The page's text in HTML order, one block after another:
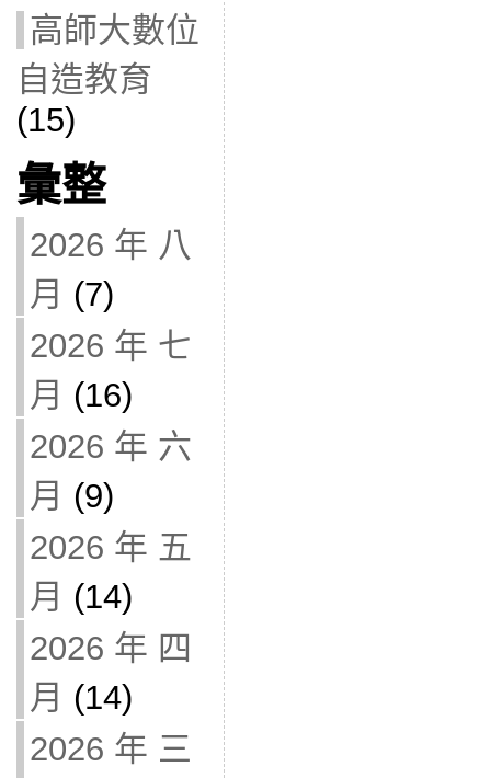
高師大數位
自造教育
(15)
彙整
2026 年 八
月 (7)
2026 年 七
月 (16)
2026 年 六
月 (9)
2026 年 五
月 (14)
2026 年 四
月 (14)
2026 年 三